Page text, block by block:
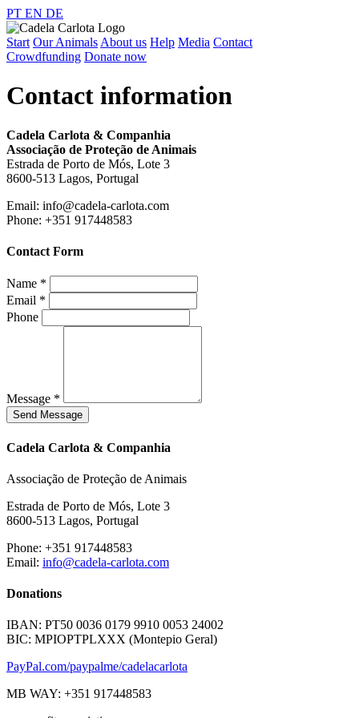
PT EN DE
Start Our Animals About us Help Media Contact
Crowdfunding Donate now
Contact information
Cadela Carlota & Companhia
Associação de Proteção de Animais
Estrada de Porto de Mós, Lote 3
8600-513 Lagos, Portugal
Email: info@cadela-carlota.com
Phone: +351 917448583
Contact Form
Name *
Email *
Phone
Message *
Send Message
Cadela Carlota & Companhia
Associação de Proteção de Animais
Estrada de Porto de Mós, Lote 3
8600-513 Lagos, Portugal
Phone: +351 917448583
Email: info@cadela-carlota.com
Donations
IBAN: PT50 0036 0179 9910 0053 24002
BIC: MPIOPTPLXXX (Montepio Geral)
PayPal.com/paypalme/cadelacarlota
MB WAY: +351 917448583